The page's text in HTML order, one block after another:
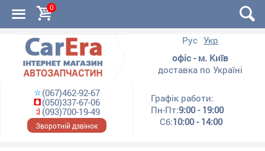
0
Рус Укр
офіс - м. Київ
доставка по Україні
(067)462-92-67
(050)337-67-06
(093)700-19-49
Зворотній дзвінок
Графік работи:
Пн-Пт:9:00 - 19:00
Сб:10:00 - 14:00